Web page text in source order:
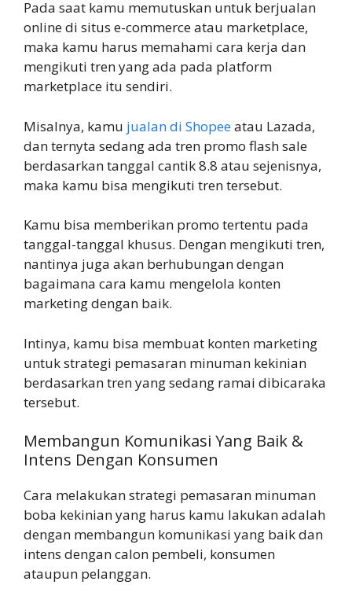
Pada saat kamu memutuskan untuk berjualan
online di situs e-commerce atau marketplace,
maka kamu harus memahami cara kerja dan
mengikuti tren yang ada pada platform
marketplace itu sendiri.
Misalnya, kamu jualan di Shopeeatau Lazada,
dan ternyta sedang ada tren promo flash sale
berdasarkan tanggal cantik 8.8 atau sejenisnya,
maka kamu bisa mengikuti tren tersebut.
Kamu bisa memberikan promo tertentu pada
tanggal-tanggal khusus. Dengan mengikuti tren,
nantinya juga akan berhubungan dengan
bagaimana cara kamu mengelola konten
marketing dengan baik.
Intinya, kamu bisa membuat konten marketing
untuk strategi pemasaran minuman kekinian
berdasarkan tren yang sedang ramai dibicaraka
tersebut.
Membangun Komunikasi Yang Baik &
Intens Dengan Konsumen
Cara melakukan strategi pemasaran minuman
boba kekinian yang harus kamu lakukan adalah
dengan membangun komunikasi yang baik dan
intens dengan calon pembeli, konsumen
ataupun pelanggan.